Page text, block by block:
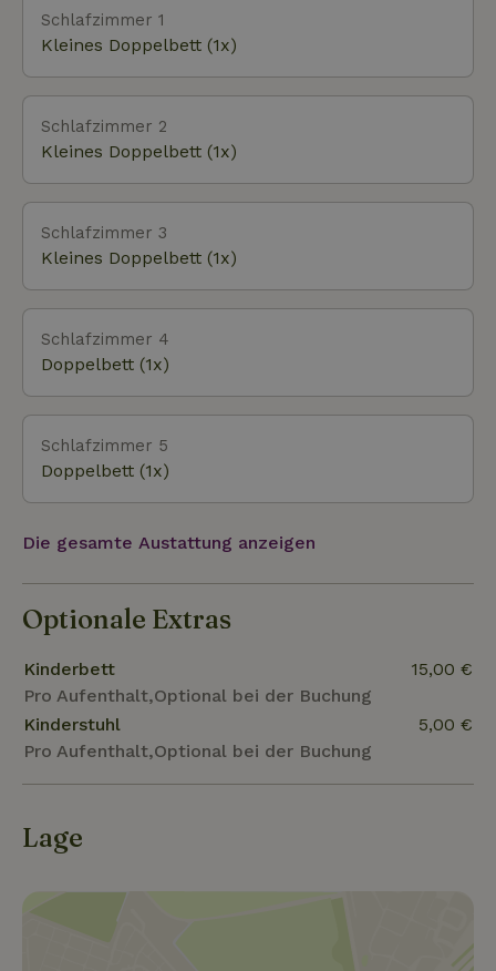
Schlafzimmer 1
Kleines Doppelbett (1x)
Schlafzimmer 2
Kleines Doppelbett (1x)
Schlafzimmer 3
Kleines Doppelbett (1x)
Schlafzimmer 4
Doppelbett (1x)
Schlafzimmer 5
Doppelbett (1x)
Die gesamte Austattung anzeigen
Optionale Extras
Kinderbett
Pro Aufenthalt,Optional bei der Buchung
15,00 €
Kinderstuhl
Pro Aufenthalt,Optional bei der Buchung
5,00 €
Lage